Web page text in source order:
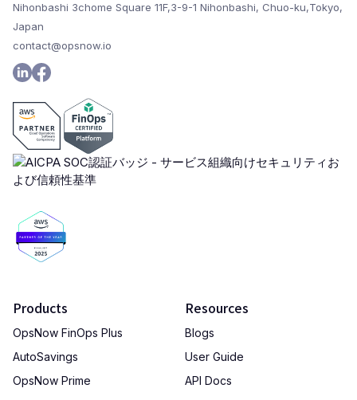
Nihonbashi 3chome Square 11F,3-9-1 Nihonbashi, Chuo-ku,Tokyo,
Japan
contact@opsnow.io
Products
OpsNow FinOps Plus
AutoSavings
OpsNow Prime
Resources
Blogs
User Guide
API Docs